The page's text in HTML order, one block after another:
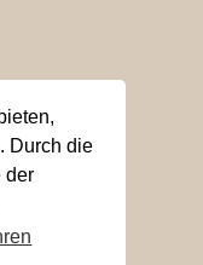
Durch die
der